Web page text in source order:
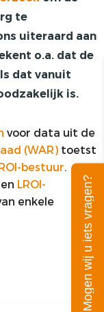
te
uiteraard aan
o.a. dat de
dat vanuit
is.
voor data uit de
(WAR) toetst
bestuur.
LROI-
enkele
Mogen wij u iets vragen?